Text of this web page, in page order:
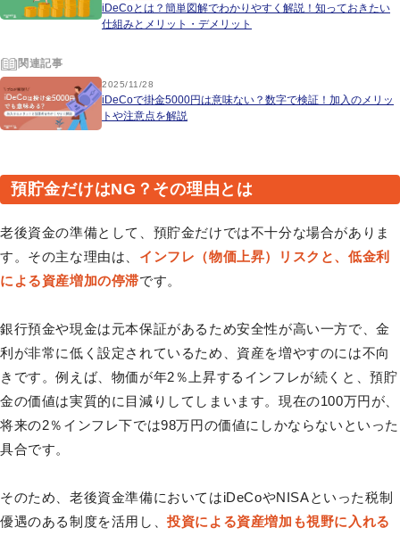
iDeCoとは？簡単図解でわかりやすく解説！知っておきたい
仕組みとメリット・デメリット
関連記事
2025/11/28
iDeCoで掛金5000円は意味ない？数字で検証！加入のメリッ
トや注意点を解説
預貯金だけはNG？その理由とは
老後資金の準備として、預貯金だけでは不十分な場合がありま
す。その主な理由は、 インフレ（物価上昇）リスクと、低金利
による資産増加の停滞です。
銀行預金や現金は元本保証があるため安全性が高い一方で、金
利が非常に低く設定されているため、資産を増やすのには不向
きです。例えば、物価が年2％上昇するインフレが続くと、預貯
金の価値は実質的に目減りしてしまいます。現在の100万円が、
将来の2％インフレ下では98万円の価値にしかならないといった
具合です。
そのため、老後資金準備においてはiDeCoやNISAといった税制
優遇のある制度を活用し、投資による資産増加も視野に入れる